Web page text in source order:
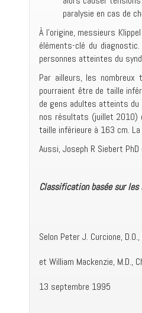
paralysie en cas de
À l’origine, messieurs
éléments-clé du
personnes atteintes du
Par ailleurs, les nombreux
pourraient être de taille
de gens adultes atteints
nos résultats (juillet 2010)
taille inférieure à 163 cm.
Aussi, Joseph R Siebert
Classification basée sur les
Selon Peter J. Curcione,
et William Mackenzie, M.D.,
13 septembre 1995